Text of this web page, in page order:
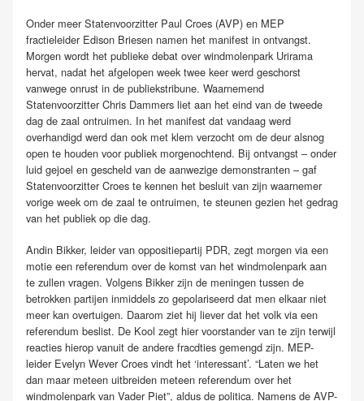
Onder meer Statenvoorzitter Paul Croes (AVP) en MEP
fractieleider Edison Briesen namen het manifest in ontvangst.
Morgen wordt het publieke debat over windmolenpark Urirama
hervat, nadat het afgelopen week twee keer werd geschorst
vanwege onrust in de publiekstribune. Waarnemend
Statenvoorzitter Chris Dammers liet aan het eind van de tweede
dag de zaal ontruimen. In het manifest dat vandaag werd
overhandigd werd dan ook met klem verzocht om de deur alsnog
open te houden voor publiek morgenochtend. Bij ontvangst – onder
luid gejoel en gescheld van de aanwezige demonstranten – gaf
Statenvoorzitter Croes te kennen het besluit van zijn waarnemer
vorige week om de zaal te ontruimen, te steunen gezien het gedrag
van het publiek op die dag.
Andin Bikker, leider van oppositiepartij PDR, zegt morgen via een
motie een referendum over de komst van het windmolenpark aan
te zullen vragen. Volgens Bikker zijn de meningen tussen de
betrokken partijen inmiddels zo gepolariseerd dat men elkaar niet
meer kan overtuigen. Daarom ziet hij liever dat het volk via een
referendum beslist. De Kool zegt hier voorstander van te zijn terwijl
reacties hierop vanuit de andere fracdties gemengd zijn. MEP-
leider Evelyn Wever Croes vindt het ‘interessant’. “Laten we het
dan maar meteen uitbreiden meteen referendum over het
windmolenpark van Vader Piet”, aldus de politica. Namens de AVP-